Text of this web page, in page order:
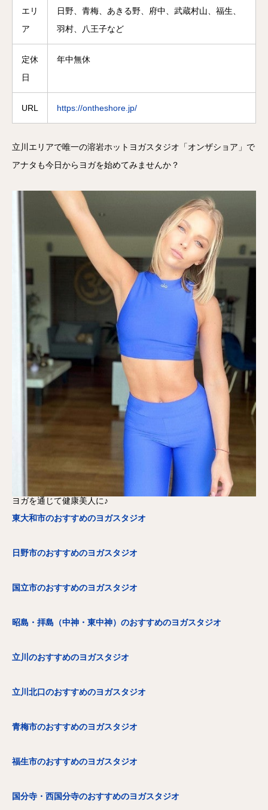
エリ
ア
日野、青梅、あきる野、府中、武蔵村山、福生、
羽村、八王子など
定休
日
年中無休
URL https://ontheshore.jp/
立川エリアで唯一の溶岩ホットヨガスタジオ「オンザショア」で
アナタも今日からヨガを始めてみませんか？
ヨガを通じて健康美人に♪
東大和市のおすすめのヨガスタジオ
日野市のおすすめのヨガスタジオ
国立市のおすすめのヨガスタジオ
昭島・拝島（中神・東中神）のおすすめのヨガスタジオ
立川のおすすめのヨガスタジオ
立川北口のおすすめのヨガスタジオ
青梅市のおすすめのヨガスタジオ
福生市のおすすめのヨガスタジオ
国分寺・西国分寺のおすすめのヨガスタジオ